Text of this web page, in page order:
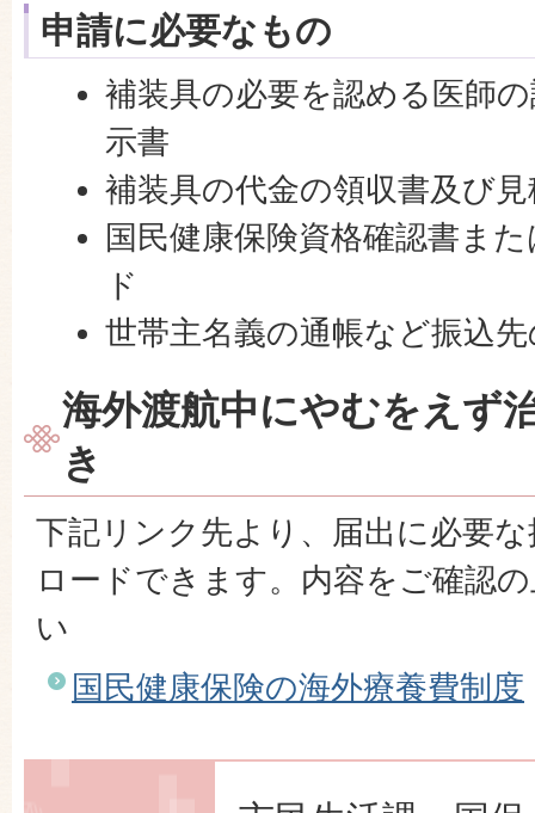
申請に必要なもの
補装具の必要を認める医師
示書
補装具の代金の領収書及び
国民健康保険資格確認書ま
ド
世帯主名義の通帳など振込
海外渡航中にやむをえず
き
下記リンク先より、届出に必要
ロードできます。内容をご確認
い
国民健康保険の海外療養費制度